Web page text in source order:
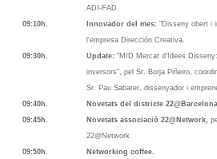
ADI-FAD.
09:10h.
Innovador del mes: "Disseny obert i
l'empresa Dirección Creativa.
09:30h.
Update: "MID Mercat d'Idees
inversors", pel Sr. Borja Piñeiro,
Sr. Pau Sabater, dissenyador i
09:40h.
Novetats del districte
09:45h.
Novetats associació 22@Network,
22@Network
09:50h.
Networking coffee.